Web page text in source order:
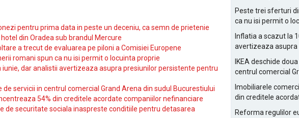
pentru prima data in peste un deceniu, ca semn de prietenie
din Oradea sub brandul Mercure
a trecut de evaluarea pe piloni a Comisiei Europene
romani spun ca nu isi permit o locuinta proprie
iunie, dar analistii avertizeaza asupra presiunilor persistente pentru
de servicii in centrul comercial Grand Arena din sudul Bucurestiului
54% din creditele acordate companiilor nefinanciare
de securitate sociala inaspreste conditiile pentru detasarea
Peste trei sferturi
ca nu isi permit o
Inflatia a scazut la
avertizeaza
IKEA deschide
centrul comercial
Imobiliarele
din creditele
Reforma regulilor